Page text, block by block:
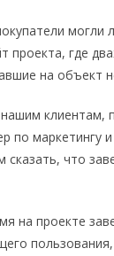
проекта, где
на объект
клиентам,
по маркетингу
что
на проекте